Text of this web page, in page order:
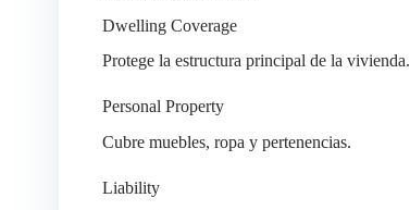
Dwelling Coverage
Protege la estructura principal de la vivienda.
Personal Property
Cubre muebles, ropa y pertenencias.
Liability